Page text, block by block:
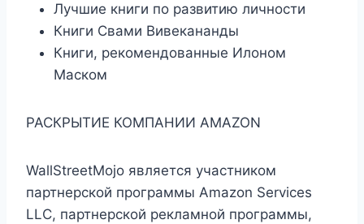
Лучшие книги по развитию личности
Книги Свами Вивекананды
Книги, рекомендованные Илоном
Маском
РАСКРЫТИЕ КОМПАНИИ AMAZON
WallStreetMojo является участником
партнерской программы Amazon Services
LLC, партнерской рекламной программы,